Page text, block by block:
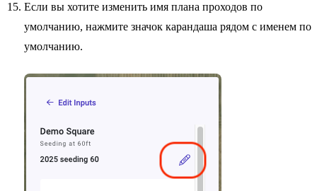
Если вы хотите изменить имя плана проходов по
умолчанию, нажмите значок карандаша рядом с именем по
умолчанию.